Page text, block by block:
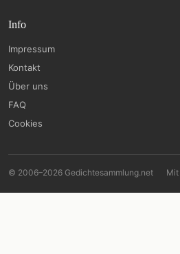
Info
Impressum
Kontakt
Über uns
FAQ
Cookies
© 2006–2026 Gedichtesammlung.net Mit